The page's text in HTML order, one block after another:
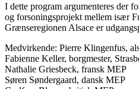
I dette program argumenteres der
og forsoningsprojekt mellem især
Grænseregionen Alsace er
Medvirkende: Pierre Klingenfus,
Fabienne Keller, borgmester,
Nathalie Griesbeck, fransk MEP
Søren Søndergaard, dansk MEP